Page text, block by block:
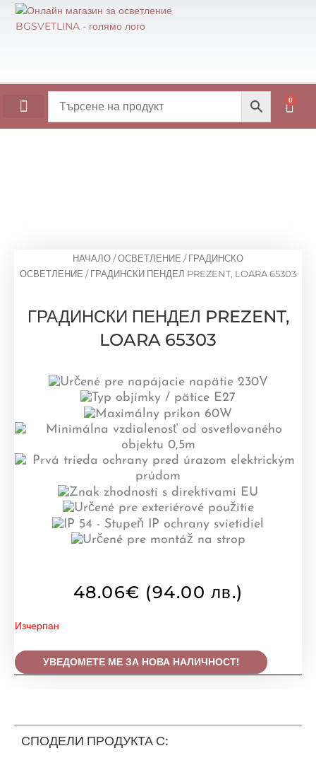
Skip
0
Cart
НАЧАЛО/ОСВЕТЛЕНИЕ /ГРАДИНСКО
ОСВЕТЛЕНИЕ / ГРАДИНСКИ ПЕНДЕЛ PREZENT, LOARA 65303
ГРАДИНСКИ ПЕНДЕЛ PREZENT,
LOARA 65303
48.06€ (94.00 лв.)
Изчерпан
УВЕДОМЕТЕ МЕ ЗА НОВА НАЛИЧНОСТ!
СПОДЕЛИ ПРОДУКТА С: